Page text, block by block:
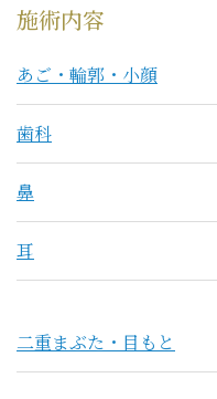
施術内容
あご・輪郭・小顔
歯科
鼻
耳
二重まぶた・目もと